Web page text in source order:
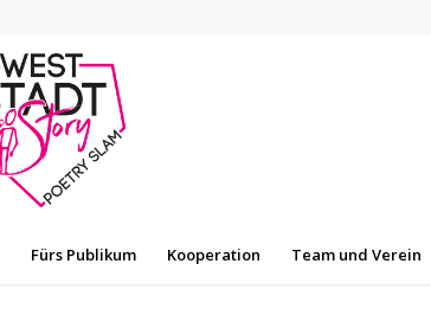
Fürs Publikum Kooperation Team und Verein